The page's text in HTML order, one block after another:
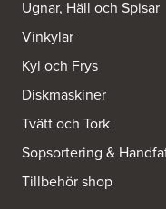
Ugnar, Häll och Spisar
Vinkylar
Kyl och Frys
Diskmaskiner
Tvätt och Tork
Sopsortering &
Tillbehör shop